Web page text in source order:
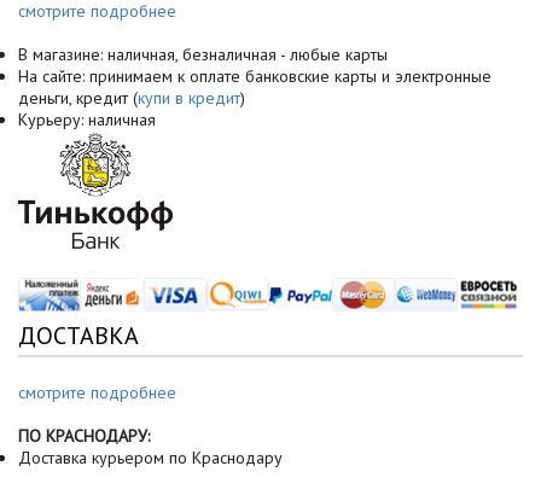
смотрите подробнее
В магазине: наличная, безналичная - любые карты
На сайте: принимаем к оплате банковские карты и электронные
деньги, кредит (купи в кредит)
Курьеру: наличная
ДОСТАВКА
смотрите подробнее
ПО КРАСНОДАРУ:
Доставка курьером по Краснодару